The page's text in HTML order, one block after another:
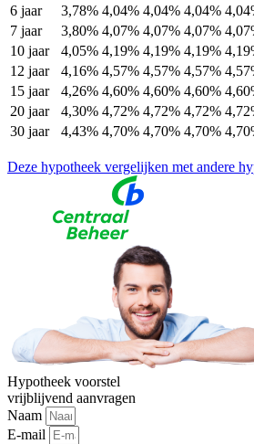
6 jaar
3,78% 4,04% 4,04% 4,04%
7 jaar
3,80% 4,07% 4,07% 4,07%
10 jaar
4,05% 4,19% 4,19% 4,19%
12 jaar
4,16% 4,57% 4,57% 4,57%
15 jaar
4,26% 4,60% 4,60% 4,60%
20 jaar
4,30% 4,72% 4,72% 4,72%
30 jaar
4,43% 4,70% 4,70% 4,70%
Deze hypotheek vergelijken met andere
Hypotheek voorstel
vrijblijvend aanvragen
Naam
E-mail